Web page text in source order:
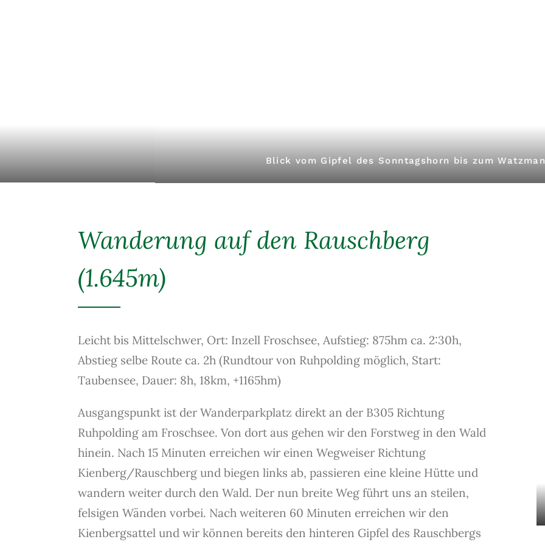
Blick vom Gipfel des Sonntagshorn bis zum
Wanderung auf den Rauschberg
(1.645m)
Leicht bis Mittelschwer, Ort: Inzell Froschsee, Aufstieg: 875hm ca. 2:30h,
Abstieg selbe Route ca. 2h (Rundtour von Ruhpolding möglich, Start:
Taubensee, Dauer: 8h, 18km, +1165hm)
Ausgangspunkt ist der Wanderparkplatz direkt an der B305 Richtung
Ruhpolding am Froschsee. Von dort aus gehen wir den Forstweg in den Wald
hinein. Nach 15 Minuten erreichen wir einen Wegweiser Richtung
Kienberg/Rauschberg und biegen links ab, passieren eine kleine Hütte und
wandern weiter durch den Wald. Der nun breite Weg führt uns an steilen,
felsigen Wänden vorbei. Nach weiteren 60 Minuten erreichen wir den
Kienbergsattel und wir können bereits den hinteren Gipfel des Rauschbergs